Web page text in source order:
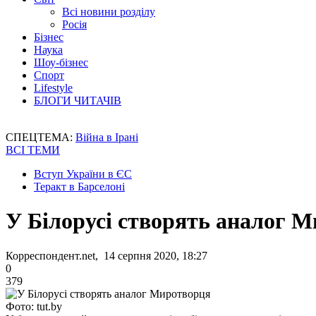
Всі новини розділу
Росія
Бізнес
Наука
Шоу-бізнес
Спорт
Lifestyle
БЛОГИ ЧИТАЧІВ
СПЕЦТЕМА: Війна в Ірані
ВСІ ТЕМИ
Вступ України в ЄС
Теракт в Барселоні
У Білорусі створять аналог
Корреспондент.net, 14 серпня 2020, 18:27
0
379
Фото: tut.by